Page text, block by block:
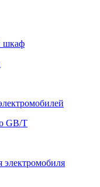
шкаф
GB/T
электромобиля